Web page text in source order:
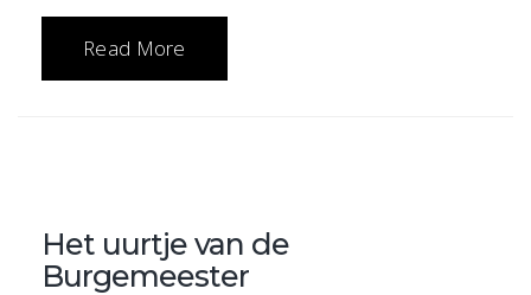
Read More
Het uurtje van de
Burgemeester